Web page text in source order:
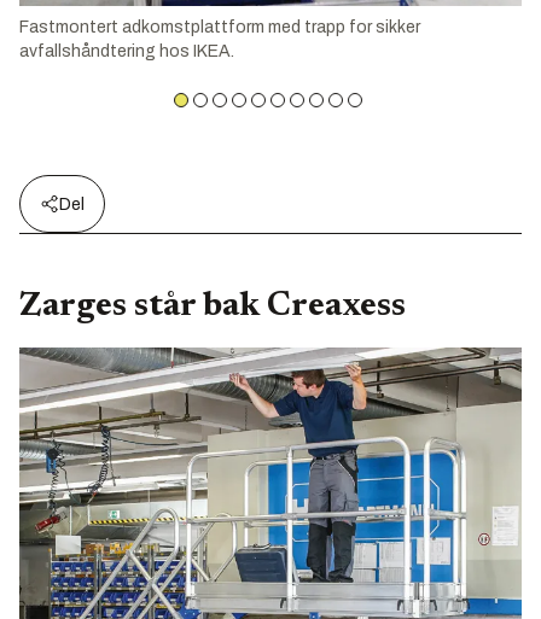
Fastmontert adkomstplattform med trapp for sikker
avfallshåndtering hos IKEA.
Del
Zarges står bak Creaxess